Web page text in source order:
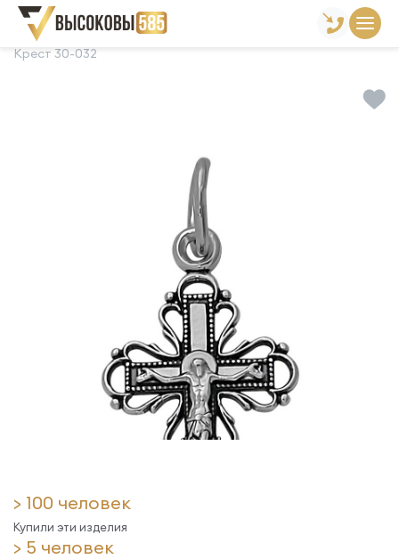
Главная Склад готовой продукции
Крест 30-032
> 100 человек
Купили эти изделия
> 5 человек